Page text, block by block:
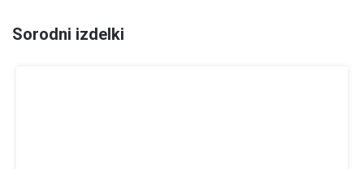
Sorodni izdelki